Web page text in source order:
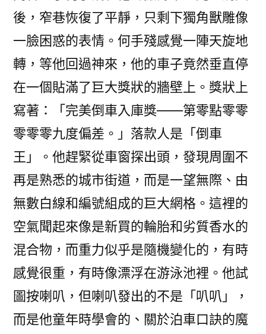
後，窄巷恢復了平靜，只剩下獨角獸雕像
一臉困惑的表情。何手殘感覺一陣天旋地
轉，等他回過神來，他的車子竟然垂直停
在一個貼滿了巨大獎狀的牆壁上。獎狀上
寫著：「完美倒車入庫獎——第零點零零
零零零九度偏差。」落款人是「倒車
王」。他趕緊從車窗探出頭，發現周圍不
再是熟悉的城市街道，而是一望無際、由
無數白線和編號組成的巨大網格。這裡的
空氣聞起來像是新買的輪胎和劣質香水的
混合物，而重力似乎是隨機變化的，有時
感覺很重，有時像漂浮在游泳池裡。他試
圖按喇叭，但喇叭發出的不是「叭叭」，
而是他童年時學會的、關於泊車口訣的魔